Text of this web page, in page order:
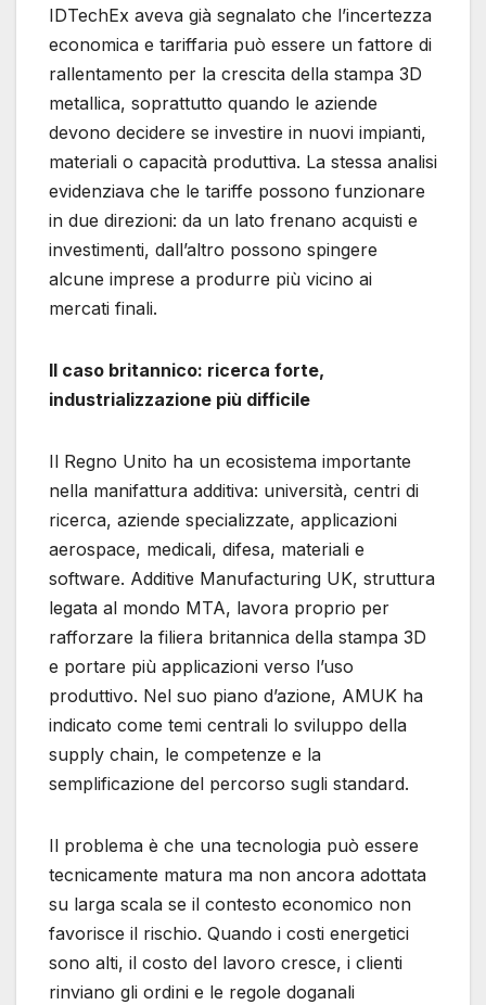
IDTechEx aveva già segnalato che l’incertezza
economica e tariffaria può essere un fattore di
rallentamento per la crescita della stampa 3D
metallica, soprattutto quando le aziende
devono decidere se investire in nuovi impianti,
materiali o capacità produttiva. La stessa analisi
evidenziava che le tariffe possono funzionare
in due direzioni: da un lato frenano acquisti e
investimenti, dall’altro possono spingere
alcune imprese a produrre più vicino ai
mercati finali.
Il caso britannico: ricerca forte,
industrializzazione più difficile
Il Regno Unito ha un ecosistema importante
nella manifattura additiva: università, centri di
ricerca, aziende specializzate, applicazioni
aerospace, medicali, difesa, materiali e
software. Additive Manufacturing UK, struttura
legata al mondo MTA, lavora proprio per
rafforzare la filiera britannica della stampa 3D
e portare più applicazioni verso l’uso
produttivo. Nel suo piano d’azione, AMUK ha
indicato come temi centrali lo sviluppo della
supply chain, le competenze e la
semplificazione del percorso sugli standard.
Il problema è che una tecnologia può essere
tecnicamente matura ma non ancora adottata
su larga scala se il contesto economico non
favorisce il rischio. Quando i costi energetici
sono alti, il costo del lavoro cresce, i clienti
rinviano gli ordini e le regole doganali